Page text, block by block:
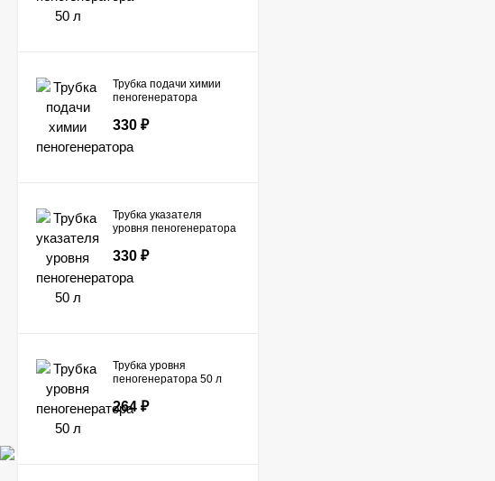
Трубка подачи химии
пеногенератора
330 ₽
Трубка указателя
уровня пеногенератора
330 ₽
Трубка уровня
пеногенератора 50 л
264 ₽